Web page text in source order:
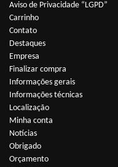
Aviso de Privacidade “LGPD”
Carrinho
Contato
Destaques
Empresa
Finalizar compra
Informações gerais
Informações técnicas
Localização
Minha conta
Notícias
Obrigado
Orçamento